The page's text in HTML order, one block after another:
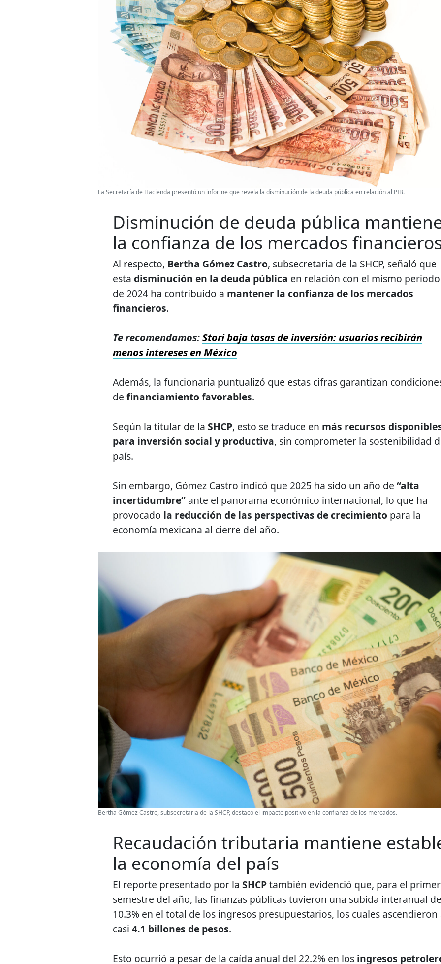
La Secretaría de Hacienda presentó un informe que revela la disminución de la deuda pública en relación al PIB.
Disminución de deuda pública
la confianza de los mercados
Al respecto, Bertha Gómez Castro, subsecretaria de la SHCP, señaló que
esta disminución en la deuda pública en relación con el mismo periodo
de 2024 ha contribuido a mantener la confianza de los mercados
financieros.
Te recomendamos:Stori baja tasas de inversión: usuarios recibirán
menos intereses en México
Además, la funcionaria puntualizó que estas cifras garantizan
de financiamiento favorables.
Según la titular de la SHCP, esto se traduce en más recursos
para inversión social y productiva, sin comprometer la sostenibilidad
país.
Sin embargo, Gómez Castro indicó que 2025 ha sido un año de “alta
incertidumbre” ante el panorama económico internacional, lo que ha
provocado la reducción de las perspectivas de crecimiento para la
economía mexicana al cierre del año.
Bertha Gómez Castro, subsecretaria de la SHCP, destacó el impacto positivo en la confianza de los mercados.
Recaudación tributaria mantiene
la economía del país
El reporte presentado por la SHCPtambién evidenció que, para el primer
semestre del año, las finanzas públicas tuvieron una subida interanual de
10.3% en el total de los ingresos presupuestarios, los cuales ascendieron
casi 4.1 billones de pesos.
Esto ocurrió a pesar de la caída anual del 22.2% en los ingresos